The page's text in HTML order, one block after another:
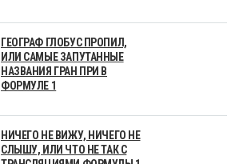
ГЕОГРАФ ГЛОБУС ПРОПИЛ,
ИЛИ САМЫЕ ЗАПУТАННЫЕ
НАЗВАНИЯ ГРАН ПРИ В
ФОРМУЛЕ 1
НИЧЕГО НЕ ВИЖУ, НИЧЕГО НЕ
СЛЫШУ, ИЛИ ЧТО НЕ ТАК С